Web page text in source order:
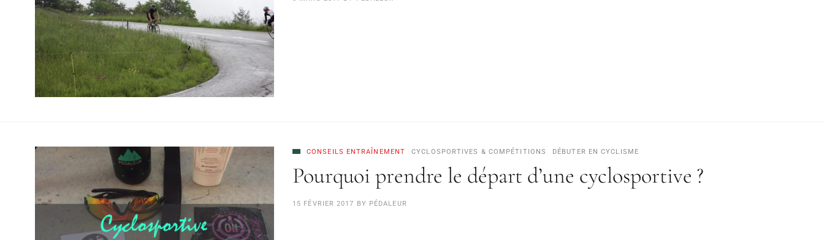
CONSEILS ENTRAÎNEMENT CYCLOSPORTIVES & COMPÉTITIONS DÉBUTER EN CYCLISME
Pourquoi prendre le départ d’une cyclosportive ?
15 FÉVRIER 2017 BY PÉDALEUR